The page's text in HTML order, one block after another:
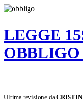
LEGGE
OBBLIGO
Ultima revisione da